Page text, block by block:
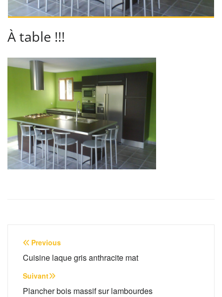
À table !!!
Navigation
de
l’article
Previous
Cuisine laque gris anthracite mat
Suivant
Plancher bois massif sur lambourdes